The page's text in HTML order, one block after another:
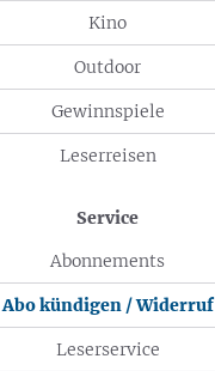
Kino
Outdoor
Gewinnspiele
Leserreisen
Service
Abonnements
Abo kündigen / Widerruf
Leserservice